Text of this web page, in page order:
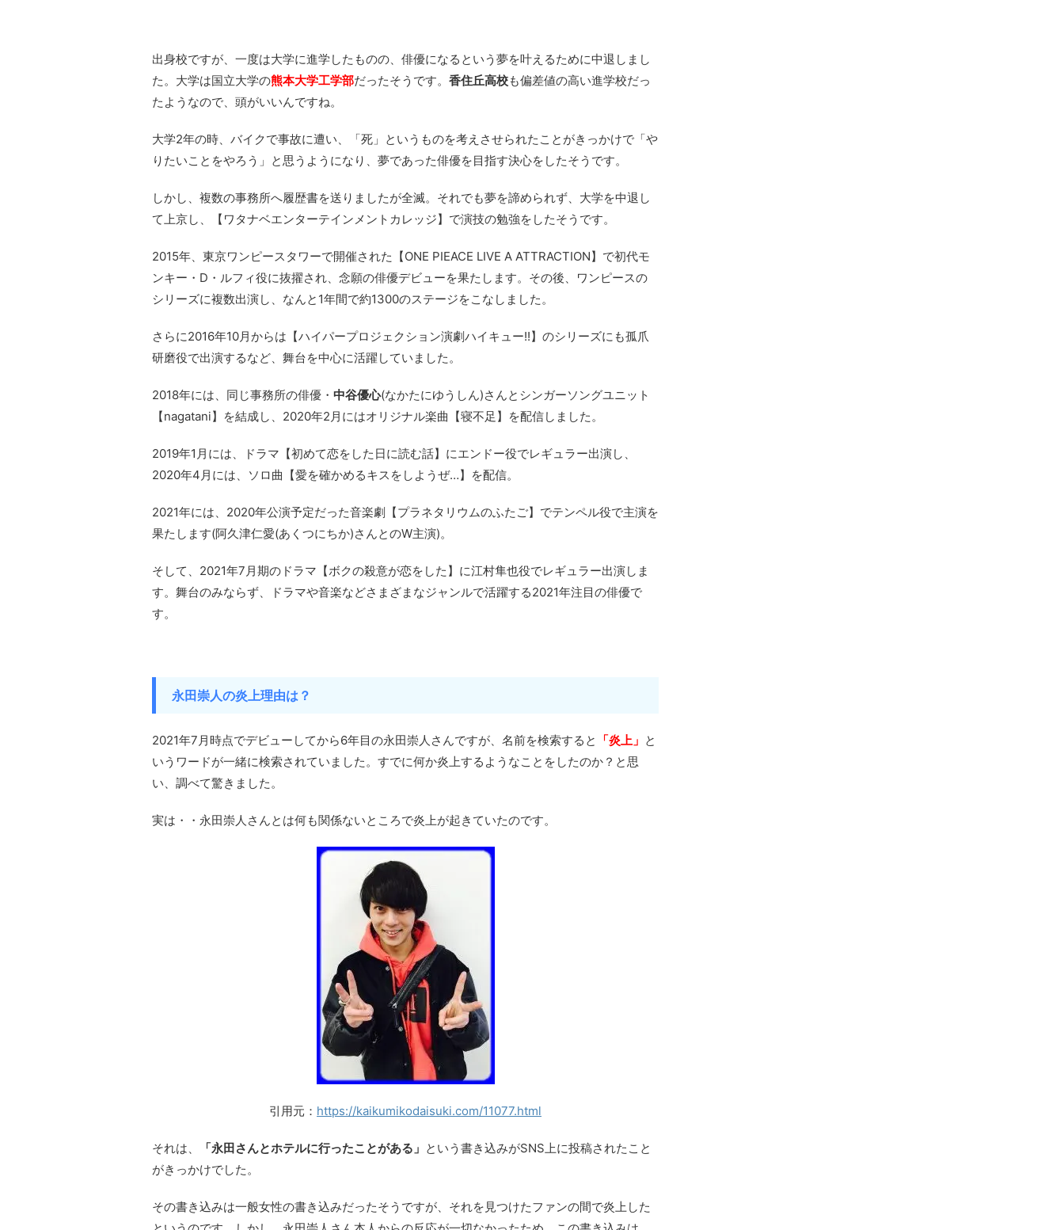
出身校ですが、一度は大学に進学したものの、俳優になるという夢を叶えるために中退しまし
た。大学は国立大学の熊本大学工学部だったそうです。 香住丘高校も偏差値の高い進学校だっ
たようなので、頭がいいんですね。
大学2年の時、バイクで事故に遭い、「死」というものを考えさせられたことがきっかけで「や
りたいことをやろう」と思うようになり、夢であった俳優を目指す決心をしたそうです。
しかし、複数の事務所へ履歴書を送りましたが全滅。それでも夢を諦められず、大学を中退し
て上京し、【ワタナベエンターテインメントカレッジ】で演技の勉強をしたそうです。
2015年、東京ワンピースタワーで開催された【ONE PIEACE LIVE A ATTRACTION】で初代モ
ンキー・D・ルフィ役に抜擢され、念願の俳優デビューを果たします。その後、ワンピースの
シリーズに複数出演し、なんと1年間で約1300のステージをこなしました。
さらに2016年10月からは【ハイパープロジェクション演劇ハイキュー!!】のシリーズにも孤爪
研磨役で出演するなど、舞台を中心に活躍していました。
2018年には、同じ事務所の俳優・ 中谷優心(なかたにゆうしん)さんとシンガーソングユニット
【nagatani】を結成し、2020年2月にはオリジナル楽曲【寝不足】を配信しました。
2019年1月には、ドラマ【初めて恋をした日に読む話】にエンドー役でレギュラー出演し、
2020年4月には、ソロ曲【愛を確かめるキスをしようぜ…】を配信。
2021年には、2020年公演予定だった音楽劇【プラネタリウムのふたご】でテンペル役で主演を
果たします(阿久津仁愛(あくつにちか)さんとのW主演)。
そして、2021年7月期のドラマ【ボクの殺意が恋をした】に江村隼也役でレギュラー出演しま
す。舞台のみならず、ドラマや音楽などさまざまなジャンルで活躍する2021年注目の俳優で
す。
永田崇人の炎上理由は？
2021年7月時点でデビューしてから6年目の永田崇人さんですが、名前を検索すると 「炎上」 と
いうワードが一緒に検索されていました。すでに何か炎上するようなことをしたのか？と思
い、調べて驚きました。
実は・・永田崇人さんとは何も関係ないところで炎上が起きていたのです。
引用元： https://kaikumikodaisuki.com/11077.html
それは、 「永田さんとホテルに行ったことがある」 という書き込みがSNS上に投稿されたこと
がきっかけでした。
その書き込みは一般女性の書き込みだったそうですが、それを見つけたファンの間で炎上した